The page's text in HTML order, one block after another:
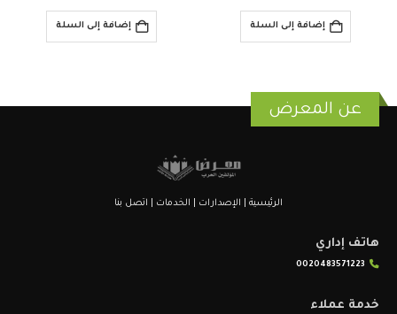
هو:
$8.00.
هو:إضافة إلى السلة
هو:
$10.00.
هو:إضافة إلى السلة
عن المعرض
الرئيسية الإصدارات الخدمات اتصل بنا
هاتف إداري
0020483571223
خدمة عملاء